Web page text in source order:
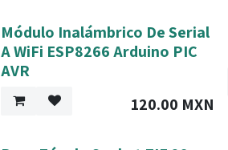
Módulo Inalámbrico De Serial
A WiFi ESP8266 Arduino PIC
AVR
120.00 MXN